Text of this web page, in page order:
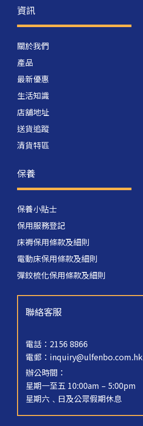
資訊
關於我們
產品
最新優惠
生活知識
店舖地址
送貨追蹤
清貨特區
保養
保養小貼士
保用服務登記
床褥保用條款及細則
電動床保用條款及細則
彈鉸梳化保用條款及細則
聯絡客服
電話：2156 8866
電郵： inquiry@ulfenbo.com.hk
辦公時間：
星期一至五 10:00am – 5:00pm
星期六﹑日及公眾假期休息